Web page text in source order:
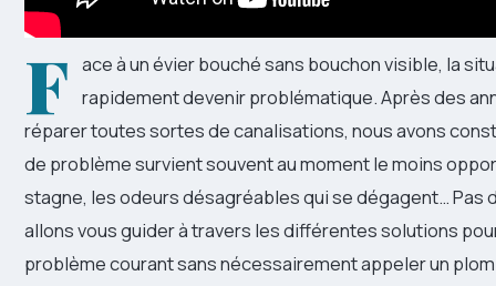
F ace à un évier bouché sans bouchon visible, la
rapidement devenir problématique. Après des
réparer toutes sortes de canalisations, nous avons
de problème survient souvent au moment le moins
stagne, les odeurs désagréables qui se dégagent… Pas
allons vous guider à travers les différentes solutions
problème courant sans nécessairement appeler un